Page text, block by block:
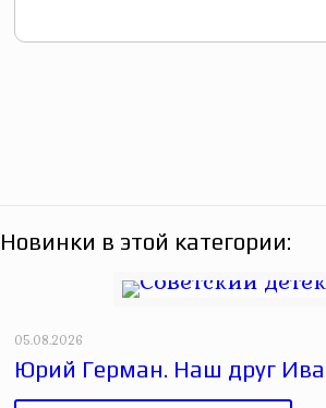
Новинки в этой категории:
05.08.2026
Юрий Герман. Наш друг